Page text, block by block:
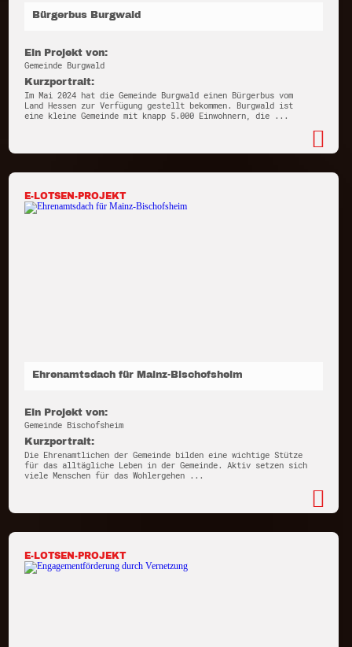
Bürgerbus Burgwald
Ein Projekt von:
Gemeinde Burgwald
Kurzportrait:
Im Mai 2024 hat die Gemeinde Burgwald einen Bürgerbus vom
Land Hessen zur Verfügung gestellt bekommen. Burgwald ist
eine kleine Gemeinde mit knapp 5.000 Einwohnern, die ...
E-LOTSEN-PROJEKT
Ehrenamtsdach für Mainz-Bischofsheim
Ein Projekt von:
Gemeinde Bischofsheim
Kurzportrait:
Die Ehrenamtlichen der Gemeinde bilden eine wichtige Stütze
für das alltägliche Leben in der Gemeinde. Aktiv setzen sich
viele Menschen für das Wohlergehen ...
E-LOTSEN-PROJEKT